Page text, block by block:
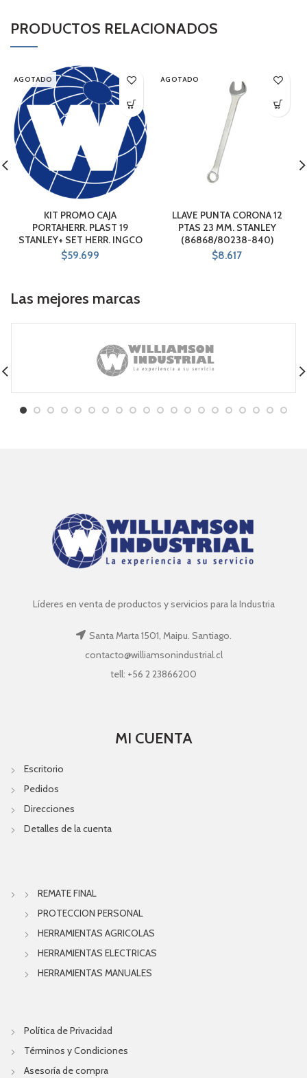
PRODUCTOS RELACIONADOS
AGOTADO
KIT PROMO CAJA
PORTAHERR. PLAST 19
STANLEY+ SET HERR. INGCO
$59.699
AGOTADO
LLAVE PUNTA CORONA 12
PTAS 23 MM. STANLEY
(86868/80238-840)
$8.617
Las mejores marcas
Líderes en venta de productos y servicios para la Industria
Santa Marta 1501, Maipu. Santiago.
contacto@williamsonindustrial.cl
tell: +56 2 23866200
MI CUENTA
Escritorio
Pedidos
Direcciones
Detalles de la cuenta
REMATE FINAL
PROTECCION PERSONAL
HERRAMIENTAS AGRICOLAS
HERRAMIENTAS ELECTRICAS
HERRAMIENTAS MANUALES
Política de Privacidad
Términos y Condiciones
Asesoría de compra